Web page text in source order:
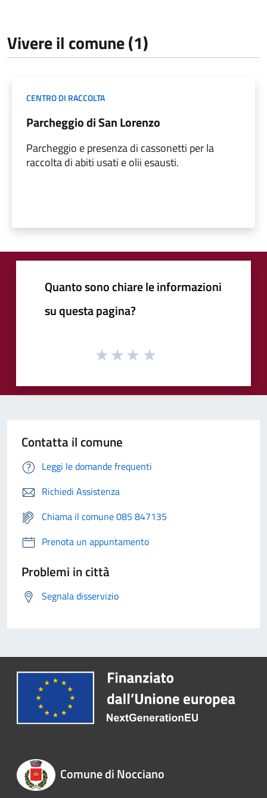
Vivere il comune (1)
CENTRO DI RACCOLTA
Parcheggio di San Lorenzo
Parcheggio e presenza di cassonetti per la
raccolta di abiti usati e olii esausti.
Quanto sono chiare le informazioni
su questa pagina?
Contatta il comune
Leggi le domande frequenti
Richiedi Assistenza
Chiama il comune 085 847135
Prenota un appuntamento
Problemi in città
Segnala disservizio
Comune di Nocciano